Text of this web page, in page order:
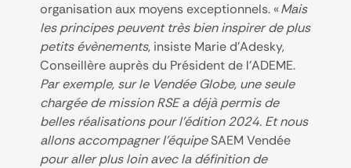
organisation aux moyens exceptionnels. «Mais
les principes peuvent très bien inspirer de plus
petits évènements, insiste Marie d’Adesky,
Conseillère auprès du Président de l’ADEME.
Par exemple, sur le Vendée Globe, une seule
chargée de mission RSE a déjà permis de
belles réalisations pour l’édition 2024. Et nous
allons accompagner l’équipeSAEM Vendée
pour aller plus loin avec la définition de